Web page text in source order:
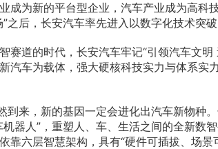
成为新的平台型企业，汽车产业成为高科
之后，长安汽车率先进入以数字化技术突破
赛道的时代，长安汽车牢记“引领汽车文
汽车为载体，强大硬核科技实力与体系实
到来，新的基因一定会进化出汽车新物种
器人”，重塑人、车、生活之间的全新数
靠六层智慧架构，具有“硬件可插拔、场